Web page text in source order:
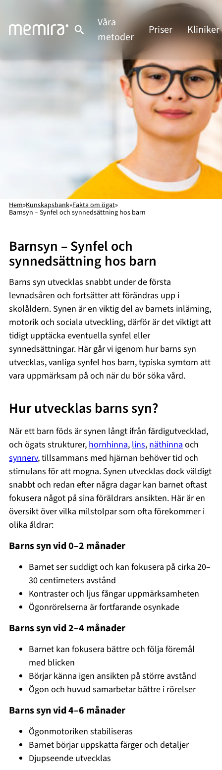
innehåll
Våra
metoder
Priser Kliniker
Hem»Kunskapsbank»Fakta om ögat»
Barnsyn – Synfel och synnedsättning hos barn
Barnsyn – Synfel och
synnedsättning hos barn
Barns syn utvecklas snabbt under de första
levnadsåren och fortsätter att förändras upp i
skolåldern. Synen är en viktig del av barnets inlärning,
motorik och sociala utveckling, därför är det viktigt att
tidigt upptäcka eventuella synfel eller
synnedsättningar. Här går vi igenom hur barns syn
utvecklas, vanliga synfel hos barn, typiska symtom att
vara uppmärksam på och när du bör söka vård.
Hur utvecklas barns syn?
När ett barn föds är synen långt ifrån färdigutvecklad,
och ögats strukturer, hornhinna, lins, näthinna och
synnerv, tillsammans med hjärnan behöver tid och
stimulans för att mogna. Synen utvecklas dock väldigt
snabbt och redan efter några dagar kan barnet oftast
fokusera något på sina föräldrars ansikten. Här är en
översikt över vilka milstolpar som ofta förekommer i
olika åldrar:
Barns syn vid 0–2 månader
Barnet ser suddigt och kan fokusera på cirka 20–
30 centimeters avstånd
Kontraster och ljus fångar uppmärksamheten
Ögonrörelserna är fortfarande osynkade
Barns syn vid 2–4 månader
Barnet kan fokusera bättre och följa föremål
med blicken
Börjar känna igen ansikten på större avstånd
Ögon och huvud samarbetar bättre i rörelser
Barns syn vid 4–6 månader
Ögonmotoriken stabiliseras
Barnet börjar uppskatta färger och detaljer
Djupseende utvecklas